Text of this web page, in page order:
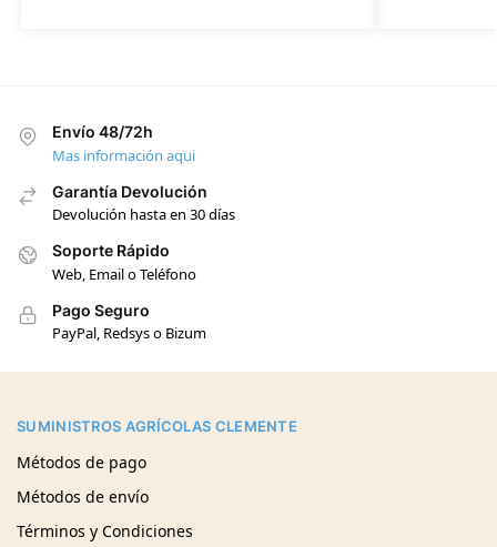
Envío 48/72h
Mas información aqui
Garantía Devolución
Devolución hasta en 30 días
Soporte Rápido
Web, Email o Teléfono
Pago Seguro
PayPal, Redsys o Bizum
SUMINISTROS AGRÍCOLAS CLEMENTE
Métodos de pago
Métodos de envío
Términos y Condiciones